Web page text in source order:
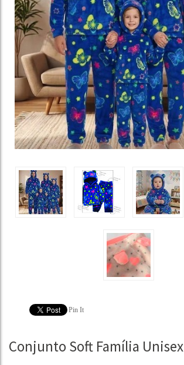
Pin It
Conjunto Soft Família Unisex